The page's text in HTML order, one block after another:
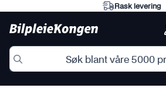
Rask levering